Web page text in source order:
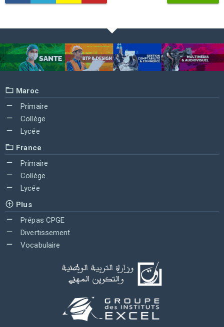
Maroc
Primaire
Collège
Lycée
France
Primaire
Collège
Lycée
Plus
Prépas CPGE
Divertissement
Vocabulaire